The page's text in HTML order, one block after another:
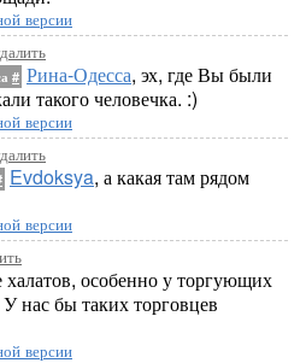
версии
# Рина-Одесса, эх, где Вы были
такого человечка. :)
версии
Evdoksya, а какая там рядом
версии
халатов, особенно у торгующих
нас бы таких торговцев
версии